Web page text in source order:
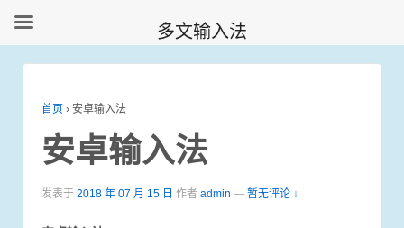
首页 › 安卓输入法
安卓输入法
发表于 2018 年 07 月 15 日 作者 admin — 暂无评论 ↓
多文输入法